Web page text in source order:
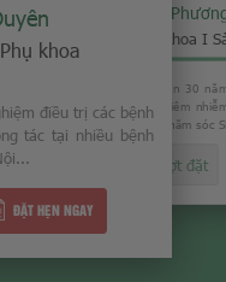
khoa
điều trị các bệnh
tác tại nhiều bệnh
ĐẶT HẸN NGAY
B.s
Chuyên khoa I
Bác sĩ Loan đã có gần 30
điều trị các bệnh lý viêm
giám đốc Trung tâm chăm sóc
2008 Lượt đặt